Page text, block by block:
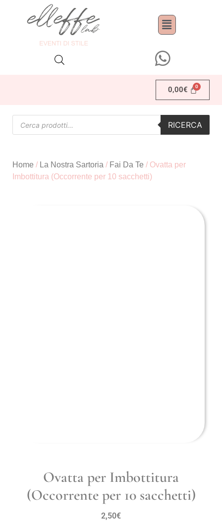
0,00€
RICERCA
Home / La Nostra Sartoria / Fai Da Te / Ovatta per
Imbottitura (Occorrente per 10 sacchetti)
Ovatta per Imbottitura
(Occorrente per 10 sacchetti)
2,50€